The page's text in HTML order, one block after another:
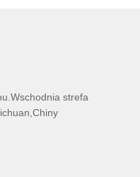
strefa